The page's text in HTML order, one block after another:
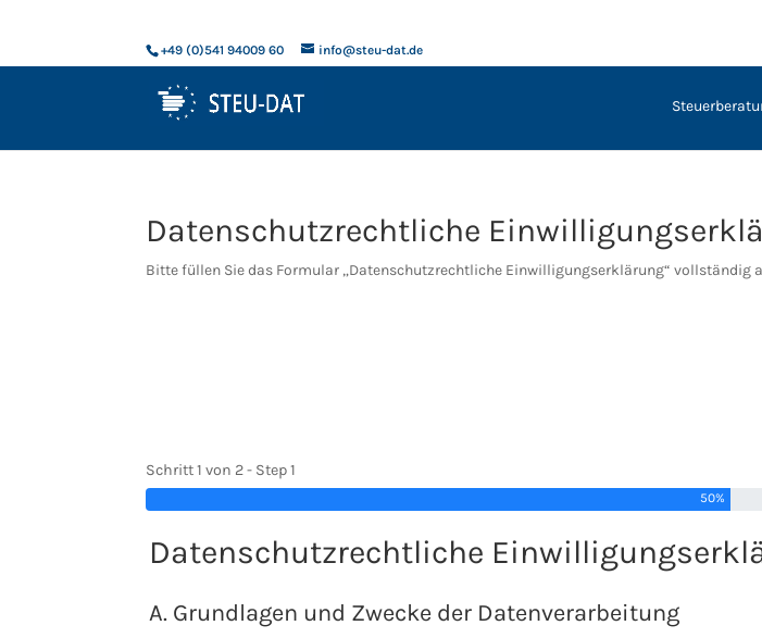
+49 (0)541 94009 60 info@steu-dat.de
Datenschutzrechtliche
Bitte füllen Sie das Formular „Datenschutzrechtliche Einwilligungserklärung“ vollständig
Schritt 1 von 2 - Step 1
50%
Datenschutzrechtliche
A. Grundlagen und Zwecke der Datenverarbeitung